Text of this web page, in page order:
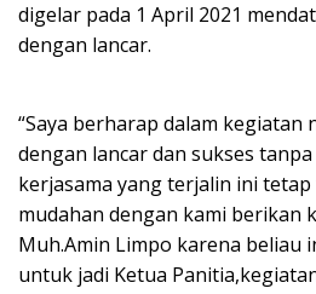
digelar pada 1 April 2021
dengan lancar.
“Saya berharap dalam kegiatan
dengan lancar dan sukses
kerjasama yang terjalin ini
mudahan dengan kami berikan
Muh.Amin Limpo karena beliau
untuk jadi Ketua